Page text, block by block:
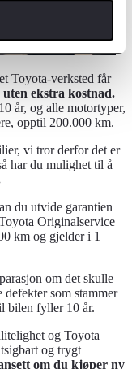
Toyota-verksted får
ekstra kostnad.
år, og alle motortyper,
opptil 200.000 km.
vi tror derfor det er
har du mulighet til å
du utvide garantien
Originalservice
km og gjelder i 1
om det skulle
som stammer
bilen fyller 10 år.
og Toyota
og trygt
om du kjøper ny